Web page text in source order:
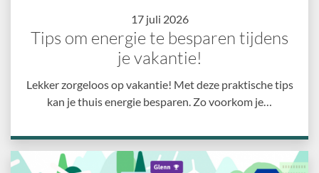
17 juli 2026
Tips om energie te besparen tijdens
je vakantie!
Lekker zorgeloos op vakantie! Met deze praktische tips
kan je thuis energie besparen. Zo voorkom je…